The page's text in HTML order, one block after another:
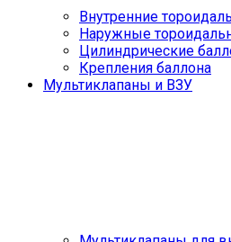
Внутренние
Наружные
Цилиндрические
Крепления баллона
Мультиклапаны и ВЗУ